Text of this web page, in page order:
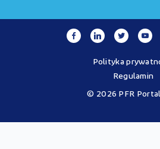
© 2026 PFR
Polityka
Regulamin